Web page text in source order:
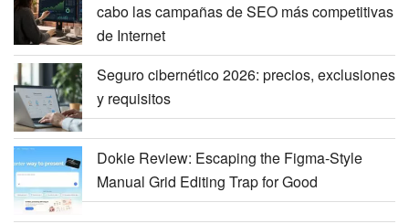
cabo las campañas de SEO más competitivas
de Internet
Seguro cibernético 2026: precios, exclusiones
y requisitos
Dokie Review: Escaping the Figma-Style
Manual Grid Editing Trap for Good